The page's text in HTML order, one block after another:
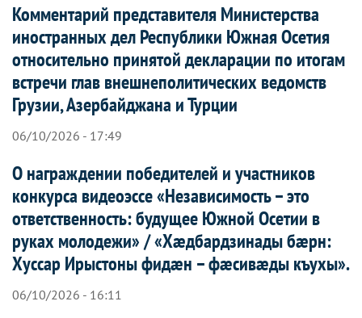
Комментарий представителя Министерства
иностранных дел Республики Южная Осетия
относительно принятой декларации по итогам
встречи глав внешнеполитических ведомств
Грузии, Азербайджана и Турции
06/10/2026 - 17:49
О награждении победителей и участников
конкурса видеоэссе «Независимость – это
ответственность: будущее Южной Осетии в
руках молодежи» / «Хæдбардзинады бæрн:
Хуссар Ирыстоны фидæн – фæсивæды къухы».
06/10/2026 - 16:11